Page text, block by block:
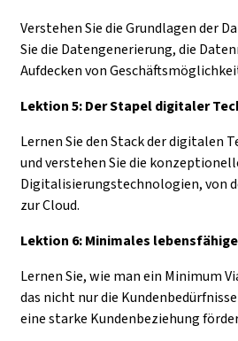
Verstehen Sie die Grundlagen der
Sie die Datengenerierung, die
Aufdecken von
Lektion 5: Der Stapel digitaler
Lernen Sie den Stack der digitalen
und verstehen Sie die
Digitalisierungstechnologien, von
zur Cloud.
Lektion 6: Minimales
Lernen Sie, wie man ein Minimum
das nicht nur die
eine starke Kundenbeziehung